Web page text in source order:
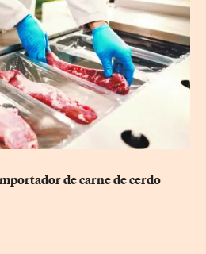
de carne de cerdo